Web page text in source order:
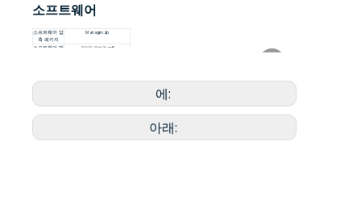
소프트웨어
소프트웨어 압
축 패키지
Manager.zip
소프트웨어 매
관리자 매뉴얼.pdf
에:
아래: